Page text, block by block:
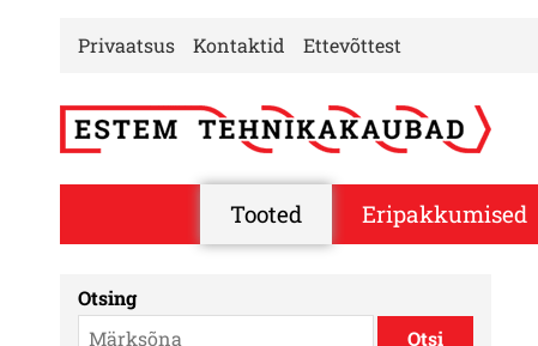
Privaatsus Kontaktid Ettevõttest
Tooted Eripakkumised
Otsing